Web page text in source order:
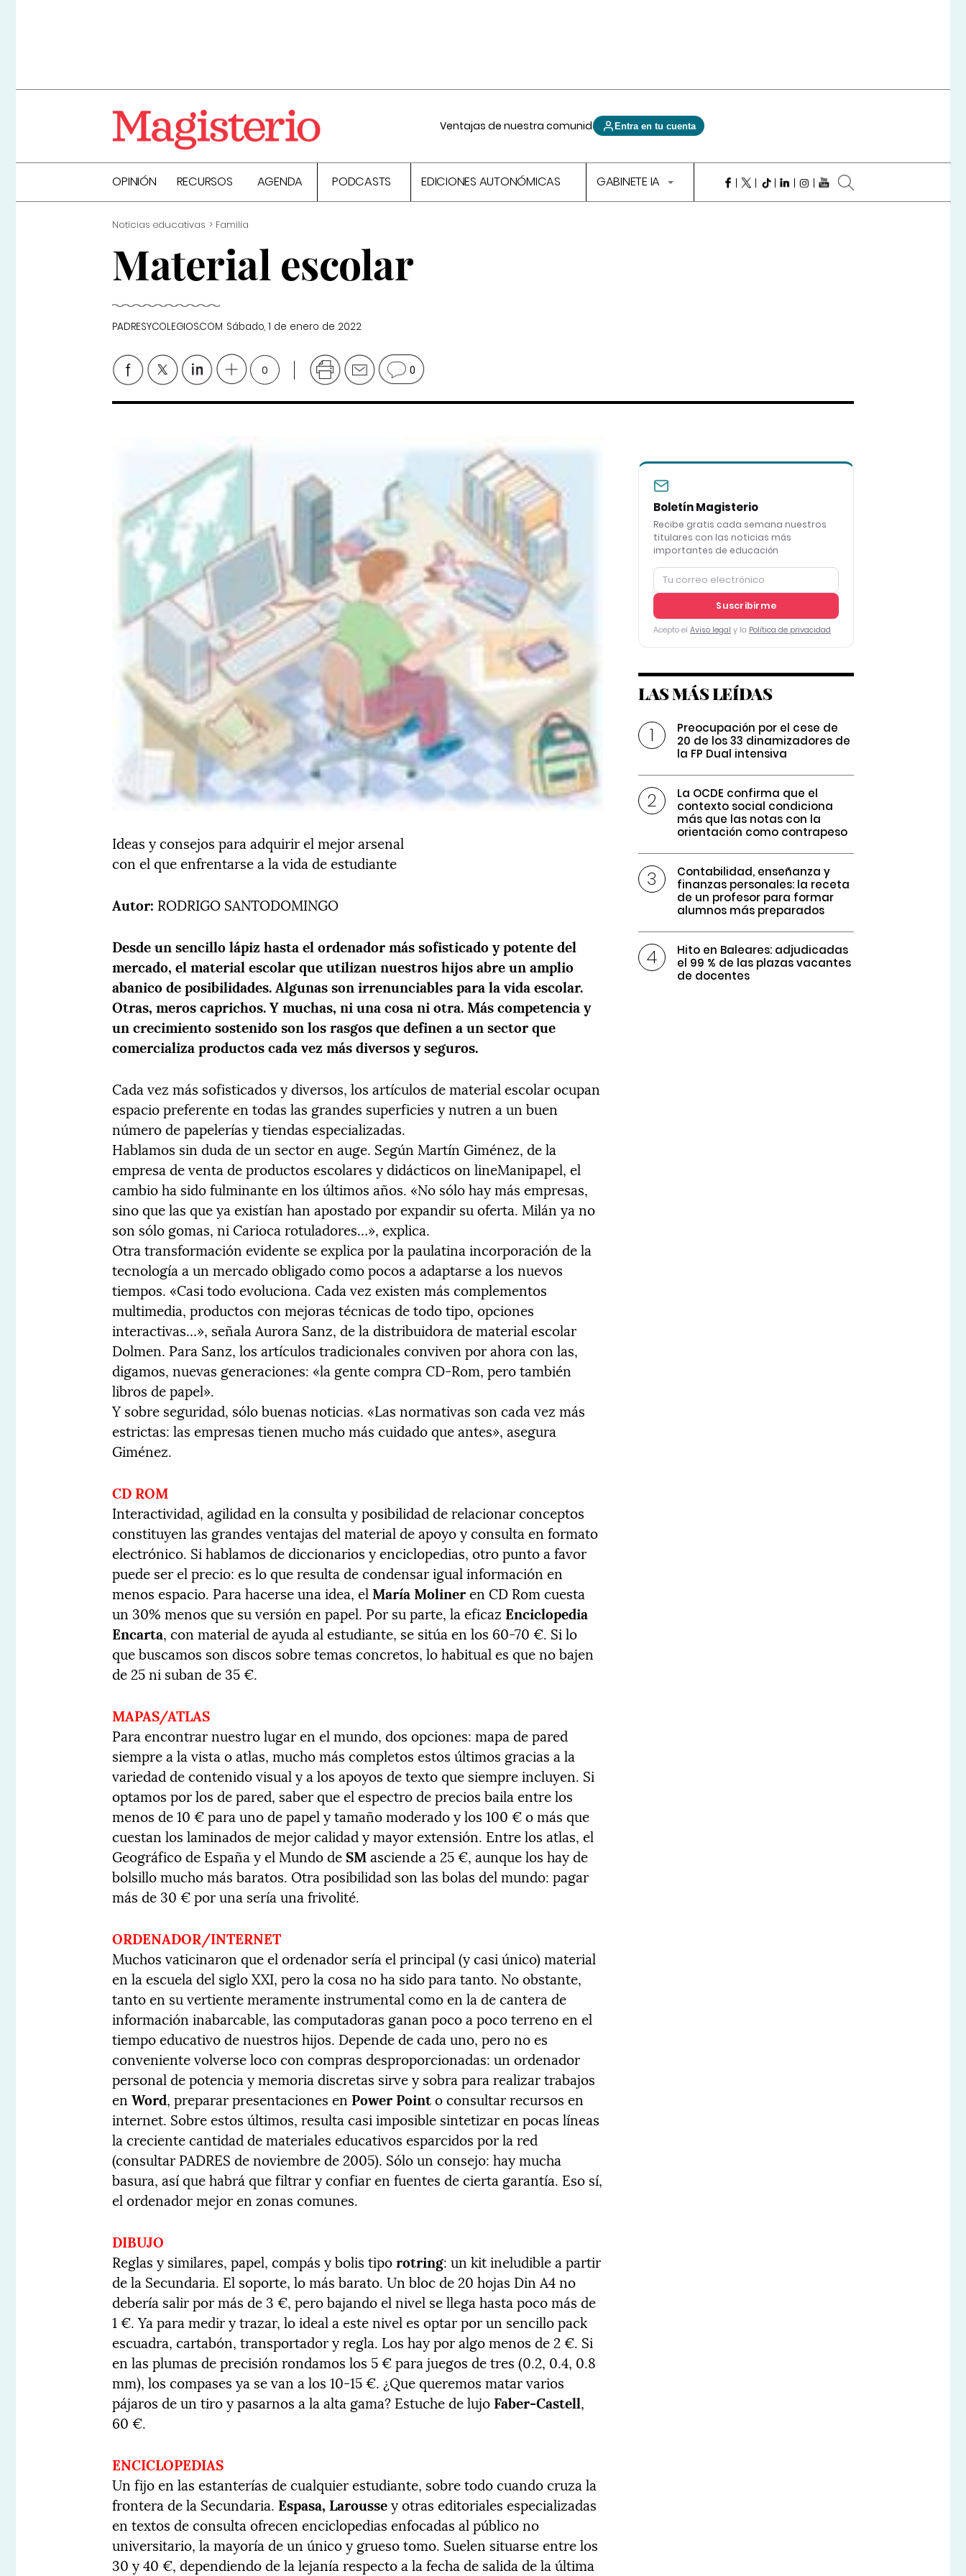
Ventajas de nuestra comunidad Entra en tu cuenta
OPINIÓN RECURSOS AGENDA PODCASTS EDICIONES AUTONÓMICAS GABINETE IA
Noticias educativas Familia
Material escolar
PADRESYCOLEGIOS.COM Sábado, 1 de enero de 2022
0 0
Ideas y consejos para adquirir el mejor arsenal
con el que enfrentarse a la vida de estudiante
Autor: RODRIGO SANTODOMINGO
Desde un sencillo lápiz hasta el ordenador más sofisticado y potente del
mercado, el material escolar que utilizan nuestros hijos abre un amplio
abanico de posibilidades. Algunas son irrenunciables para la vida escolar.
Otras, meros caprichos. Y muchas, ni una cosa ni otra. Más competencia y
un crecimiento sostenido son los rasgos que definen a un sector que
comercializa productos cada vez más diversos y seguros.
Cada vez más sofisticados y diversos, los artículos de material escolar ocupan
espacio preferente en todas las grandes superficies y nutren a un buen
número de papelerías y tiendas especializadas.
Hablamos sin duda de un sector en auge. Según Martín Giménez, de la
empresa de venta de productos escolares y didácticos on lineManipapel, el
cambio ha sido fulminante en los últimos años. «No sólo hay más empresas,
sino que las que ya existían han apostado por expandir su oferta. Milán ya no
son sólo gomas, ni Carioca rotuladores…», explica.
Otra transformación evidente se explica por la paulatina incorporación de la
tecnología a un mercado obligado como pocos a adaptarse a los nuevos
tiempos. «Casi todo evoluciona. Cada vez existen más complementos
multimedia, productos con mejoras técnicas de todo tipo, opciones
interactivas…», señala Aurora Sanz, de la distribuidora de material escolar
Dolmen. Para Sanz, los artículos tradicionales conviven por ahora con las,
digamos, nuevas generaciones: «la gente compra CD-Rom, pero también
libros de papel».
Y sobre seguridad, sólo buenas noticias. «Las normativas son cada vez más
estrictas: las empresas tienen mucho más cuidado que antes», asegura
Giménez.
CD ROM
Interactividad, agilidad en la consulta y posibilidad de relacionar conceptos
constituyen las grandes ventajas del material de apoyo y consulta en formato
electrónico. Si hablamos de diccionarios y enciclopedias, otro punto a favor
puede ser el precio: es lo que resulta de condensar igual información en
menos espacio. Para hacerse una idea, el María Molineren CD Rom cuesta
un 30% menos que su versión en papel. Por su parte, la eficaz Enciclopedia
Encarta, con material de ayuda al estudiante, se sitúa en los 60-70 €. Si lo
que buscamos son discos sobre temas concretos, lo habitual es que no bajen
de 25 ni suban de 35 €.
MAPAS/ATLAS
Para encontrar nuestro lugar en el mundo, dos opciones: mapa de pared
siempre a la vista o atlas, mucho más completos estos últimos gracias a la
variedad de contenido visual y a los apoyos de texto que siempre incluyen. Si
optamos por los de pared, saber que el espectro de precios baila entre los
menos de 10 € para uno de papel y tamaño moderado y los 100 € o más que
cuestan los laminados de mejor calidad y mayor extensión. Entre los atlas, el
Geográfico de España y el Mundo deSMasciende a 25 €, aunque los hay de
bolsillo mucho más baratos. Otra posibilidad son las bolas del mundo: pagar
más de 30 € por una sería una frivolité.
ORDENADOR/INTERNET
Muchos vaticinaron que el ordenador sería el principal (y casi único) material
en la escuela del siglo XXI, pero la cosa no ha sido para tanto. No obstante,
tanto en su vertiente meramente instrumental como en la de cantera de
información inabarcable, las computadoras ganan poco a poco terreno en el
tiempo educativo de nuestros hijos. Depende de cada uno, pero no es
conveniente volverse loco con compras desproporcionadas: un ordenador
personal de potencia y memoria discretas sirve y sobra para realizar trabajos
enWord, preparar presentaciones en Power Pointo consultar recursos en
internet. Sobre estos últimos, resulta casi imposible sintetizar en pocas líneas
la creciente cantidad de materiales educativos esparcidos por la red
(consultar PADRES de noviembre de 2005). Sólo un consejo: hay mucha
basura, así que habrá que filtrar y confiar en fuentes de cierta garantía. Eso sí,
el ordenador mejor en zonas comunes.
DIBUJO
Reglas y similares, papel, compás y bolis tiporotring: un kit ineludible a partir
de la Secundaria. El soporte, lo más barato. Un bloc de 20 hojas Din A4 no
debería salir por más de 3 €, pero bajando el nivel se llega hasta poco más de
1 €. Ya para medir y trazar, lo ideal a este nivel es optar por un sencillo pack
escuadra, cartabón, transportador y regla. Los hay por algo menos de 2 €. Si
en las plumas de precisión rondamos los 5 € para juegos de tres (0.2, 0.4, 0.8
mm), los compases ya se van a los 10-15 €. ¿Que queremos matar varios
pájaros de un tiro y pasarnos a la alta gama? Estuche de lujo Faber-Castell,
60 €.
ENCICLOPEDIAS
Un fijo en las estanterías de cualquier estudiante, sobre todo cuando cruza la
frontera de la Secundaria. Espasa, Laroussey otras editoriales especializadas
en textos de consulta ofrecen enciclopedias enfocadas al público no
universitario, la mayoría de un único y grueso tomo. Suelen situarse entre los
30 y 40 €, dependiendo de la lejanía respecto a la fecha de salida de la última
Boletín Magisterio
Recibe gratis cada semana nuestros
titulares con las noticias más
importantes de educación
Suscribirme
Acepto el Aviso legal y la Política de privacidad
LAS MÁS LEÍDAS
Preocupación por el cese de
20 de los 33 dinamizadores de
la FP Dual intensiva
La OCDE confirma que el
contexto social condiciona
más que las notas con la
orientación como contrapeso
Contabilidad, enseñanza y
finanzas personales: la receta
de un profesor para formar
alumnos más preparados
Hito en Baleares: adjudicadas
el 99 % de las plazas vacantes
de docentes